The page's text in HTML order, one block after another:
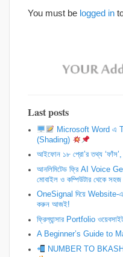
You must be logged in
Last posts
Microsoft Word এ
(Shading)
আইফোন ১৮ প্রো’র তথ্য ‘ফাঁস’,
আনলিমিটেড ফ্রি AI Voice
মোবাইল ও কম্পিউটার থেকে সহজ
OneSignal দিয়ে
করুন আজই!
ফ্রিল্যান্সার Portfolio
A Beginner’s Guide to
NUMBER TO